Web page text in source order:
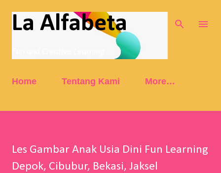
Skip to main content
La Alfabeta
Home Tentang Kami More…
Les Gambar Anak Usia Dini Fun Learning
Depok, Cibubur, Bekasi, Jaksel